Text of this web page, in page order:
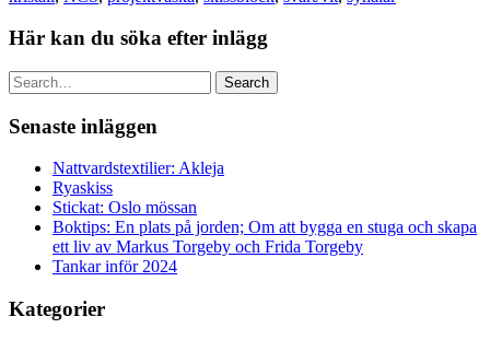
Här kan du söka efter inlägg
Search
Senaste inläggen
Nattvardstextilier: Akleja
Ryaskiss
Stickat: Oslo mössan
Boktips: En plats på jorden; Om att bygga en stuga och skapa
ett liv av Markus Torgeby och Frida Torgeby
Tankar inför 2024
Kategorier